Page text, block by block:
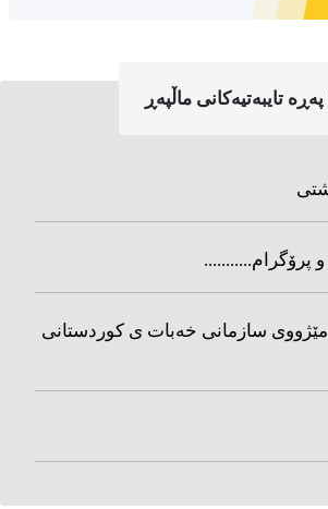
په‌ڕه‌ تایبه‌تیه‌کانی ماڵپه‌ڕ
پرۆگرام...........
سازمانی خه‌بات ی کوردستانی